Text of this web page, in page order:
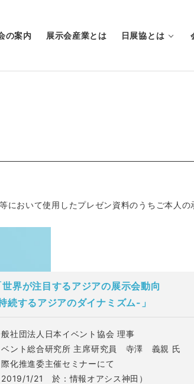
の案内 展示会産業とは 日展協とは
において使用したプレゼン資料のうちご本人
世界が注目するアジアの展示会動向
続するアジアのダイナミズム-」
社団法人日本イベント協会 理事
ベント総合研究所 主席研究員 寺澤 義親 氏
化推進委主催セミナーにて
1/21 於：情報オアシス神田）